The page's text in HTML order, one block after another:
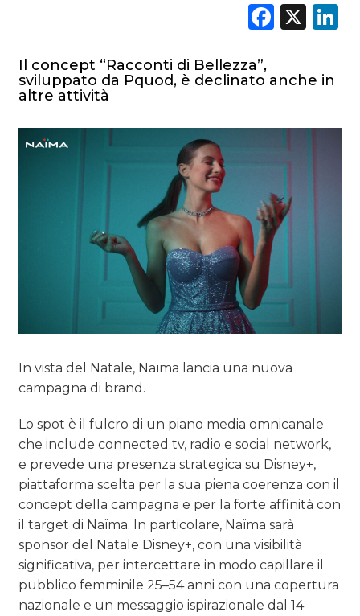
X
Il concept “Racconti di Bellezza”,
sviluppato da Pquod, è declinato anche in
altre attività
In vista del Natale, Naïma lancia una nuova
campagna di brand.
Lo spot è il fulcro di un piano media omnicanale
che include connected tv, radio e social network,
e prevede una presenza strategica su Disney+,
piattaforma scelta per la sua piena coerenza con il
concept della campagna e per la forte affinità con
il target di Naïma. In particolare, Naïma sarà
sponsor del Natale Disney+, con una visibilità
significativa, per intercettare in modo capillare il
pubblico femminile 25–54 anni con una copertura
nazionale e un messaggio ispirazionale dal 14